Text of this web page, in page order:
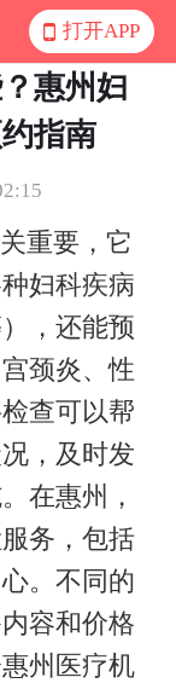
打开APP
惠州妇
指南
重要，它
妇科疾病
，还能预
颈炎、性
查可以帮
，及时发
在惠州，
务，包括
。不同的
容和价格
州医疗机